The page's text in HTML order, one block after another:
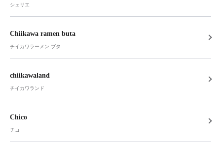
シェリエ
Chiikawa ramen buta
チイカワラーメン ブタ
chiikawaland
チイカワランド
Chico
チコ